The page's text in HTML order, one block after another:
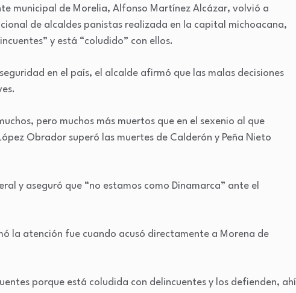
municipal de Morelia, Alfonso Martínez Alcázar, volvió a
de alcaldes panistas realizada en la capital michoacana,
y está “coludido” con ellos.
en el país, el alcalde afirmó que las malas decisiones
pero muchos más muertos que en el sexenio al que
Obrador superó las muertes de Calderón y Peña Nieto
y aseguró que “no estamos como Dinamarca” ante el
la atención fue cuando acusó directamente a Morena de
porque está coludida con delincuentes y los defienden, ahí